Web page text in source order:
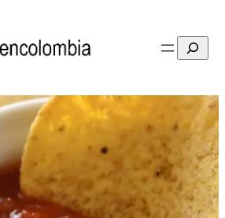
Buscar